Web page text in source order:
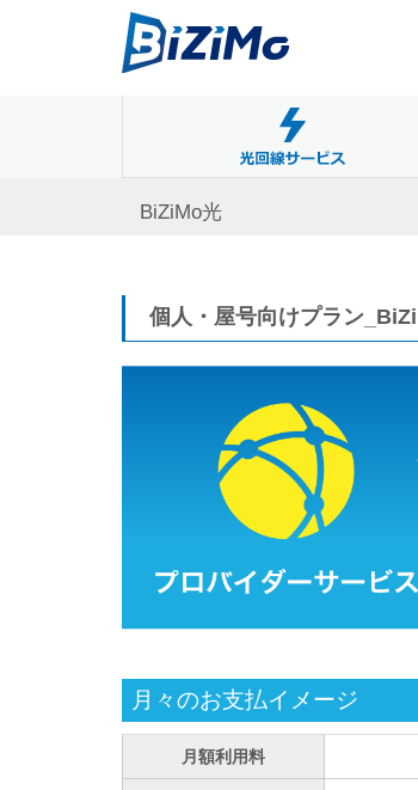
BiZiMo光
個人・屋号向けプラン
月々のお支払イメージ
月額利用料